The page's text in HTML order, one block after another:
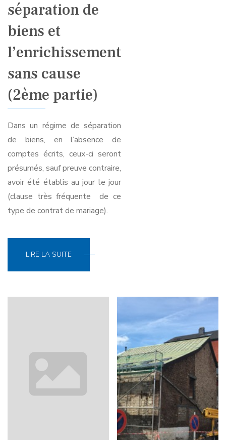
séparation de
biens et
l’enrichissement
sans cause
(2ème partie)
Dans un régime de séparation
de biens, en l’absence de
comptes écrits, ceux-ci seront
présumés, sauf preuve contraire,
avoir été établis au jour le jour
(clause très fréquente de ce
type de contrat de mariage).
LIRE LA SUITE